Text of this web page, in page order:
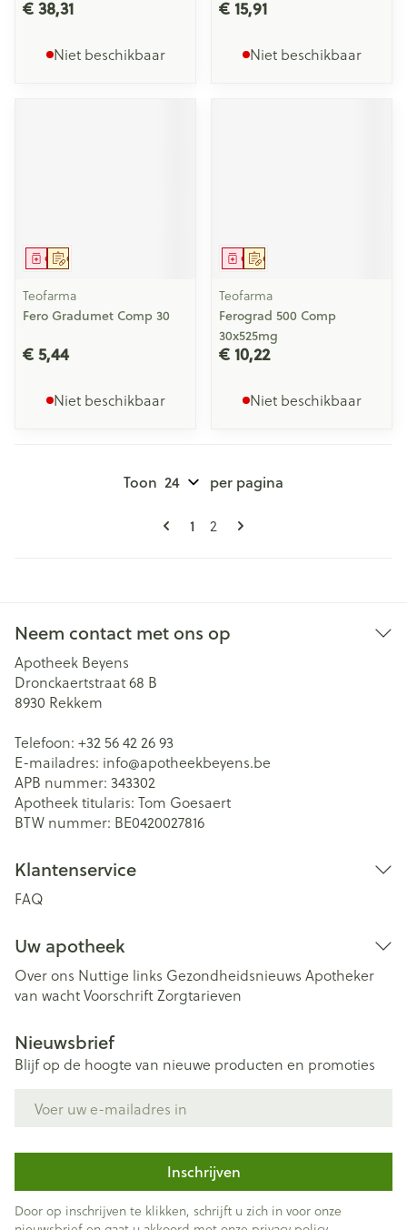
€ 38,31
Niet beschikbaar
€ 15,91
Niet beschikbaar
Op voorschrift
Geneesmiddel
Teofarma
Fero Gradumet Comp 30
€ 5,44
Niet beschikbaar
Op voorschrift
Geneesmiddel
Teofarma
Ferograd 500 Comp
30x525mg
€ 10,22
Niet beschikbaar
Pagina's
U lees momenteel pagina
1 Pagina
2
Toon per pagina
Neem contact met ons op
Apotheek Beyens
Dronckaertstraat 68 B
8930 Rekkem
Telefoon: +32 56 42 26 93
E-mailadres: info@apotheekbeyens.be
APB nummer: 343302
Apotheek titularis: Tom Goesaert
BTW nummer: BE0420027816
Klantenservice
FAQ
Uw apotheek
Over ons Nuttige links Gezondheidsnieuws Apotheker
van wachtVoorschriftZorgtarieven
Nieuwsbrief
Blijf op de hoogte van nieuwe producten en promoties
Inschrijven
Door op inschrijven te klikken, schrijft u zich in voor onze